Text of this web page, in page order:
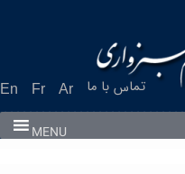
En Fr Ar تماس با ما
MENU